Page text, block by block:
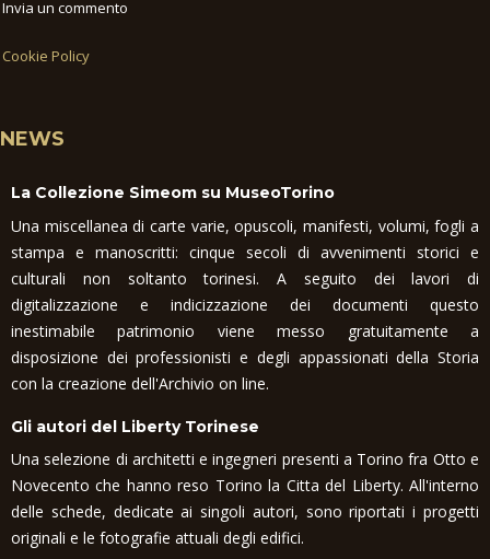
Invia un commento
Cookie Policy
NEWS
La Collezione Simeom su MuseoTorino
Una miscellanea di carte varie, opuscoli, manifesti, volumi, fogli a
stampa e manoscritti: cinque secoli di avvenimenti storici e
culturali non soltanto torinesi. A seguito dei lavori di
digitalizzazione e indicizzazione dei documenti questo
inestimabile patrimonio viene messo gratuitamente a
disposizione dei professionisti e degli appassionati della Storia
con la creazione dell'Archivio on line.
Gli autori del Liberty Torinese
Una selezione di architetti e ingegneri presenti a Torino fra Otto e
Novecento che hanno reso Torino la Citta del Liberty. All'interno
delle schede, dedicate ai singoli autori, sono riportati i progetti
originali e le fotografie attuali degli edifici.